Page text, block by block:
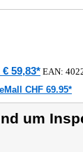
59,83* EAN:
eMall CHF 69.95*
um